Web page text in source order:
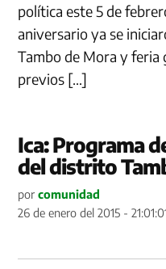
política este 5 de
aniversario ya se
Tambo de Mora y feria
previos […]
Ica: Programa
del distrito
por comunidad
26 de enero del 2015 -